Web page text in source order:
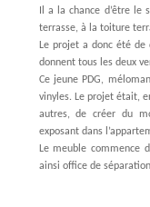
Il a la chance d’être le
terrasse, à la toiture
Le projet a donc été de
donnent tous les deux
Ce jeune PDG,
vinyles. Le projet était,
autres, de créer du
exposant dans
Le meuble commence
ainsi office de